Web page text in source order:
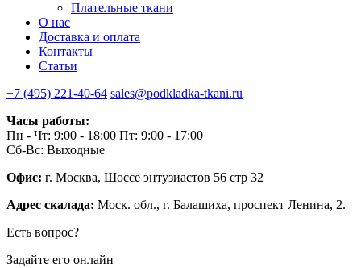
Плательные ткани
О нас
Доставка и оплата
Контакты
Статьи
+7 (495) 221-40-64 sales@podkladka-tkani.ru
Часы работы:
Пн - Чт: 9:00 - 18:00 Пт: 9:00 - 17:00
Сб-Вс: Выходные
Офис: г. Москва, Шоссе энтузиастов 56 стр 32
Адрес скалада: Моск. обл., г. Балашиха, проспект Ленина, 2.
Есть вопрос?
Задайте его онлайн